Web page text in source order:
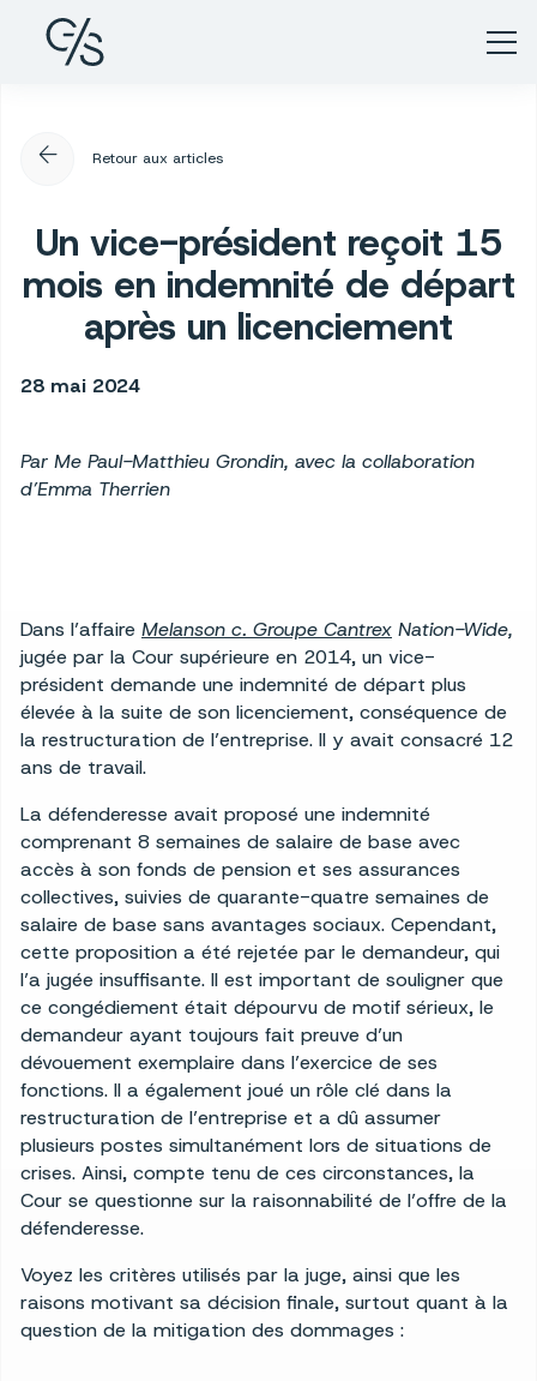
arrow_back Retour aux articles
Un vice-président reçoit 15
mois en indemnité de départ
après un licenciement
28 mai 2024
Par Me Paul-Matthieu Grondin, avec la collaboration
d’Emma Therrien
Dans l’affaire Melanson c. Groupe Cantrex Nation-Wide,
jugée par la Cour supérieure en 2014, un vice-
président demande une indemnité de départ plus
élevée à la suite de son licenciement, conséquence de
la restructuration de l’entreprise. Il y avait consacré 12
ans de travail.
La défenderesse avait proposé une indemnité
comprenant 8 semaines de salaire de base avec
accès à son fonds de pension et ses assurances
collectives, suivies de quarante-quatre semaines de
salaire de base sans avantages sociaux. Cependant,
cette proposition a été rejetée par le demandeur, qui
l’a jugée insuffisante. Il est important de souligner que
ce congédiement était dépourvu de motif sérieux, le
demandeur ayant toujours fait preuve d’un
dévouement exemplaire dans l’exercice de ses
fonctions. Il a également joué un rôle clé dans la
restructuration de l’entreprise et a dû assumer
plusieurs postes simultanément lors de situations de
crises. Ainsi, compte tenu de ces circonstances, la
Cour se questionne sur la raisonnabilité de l’offre de la
défenderesse.
Voyez les critères utilisés par la juge, ainsi que les
raisons motivant sa décision finale, surtout quant à la
question de la mitigation des dommages :